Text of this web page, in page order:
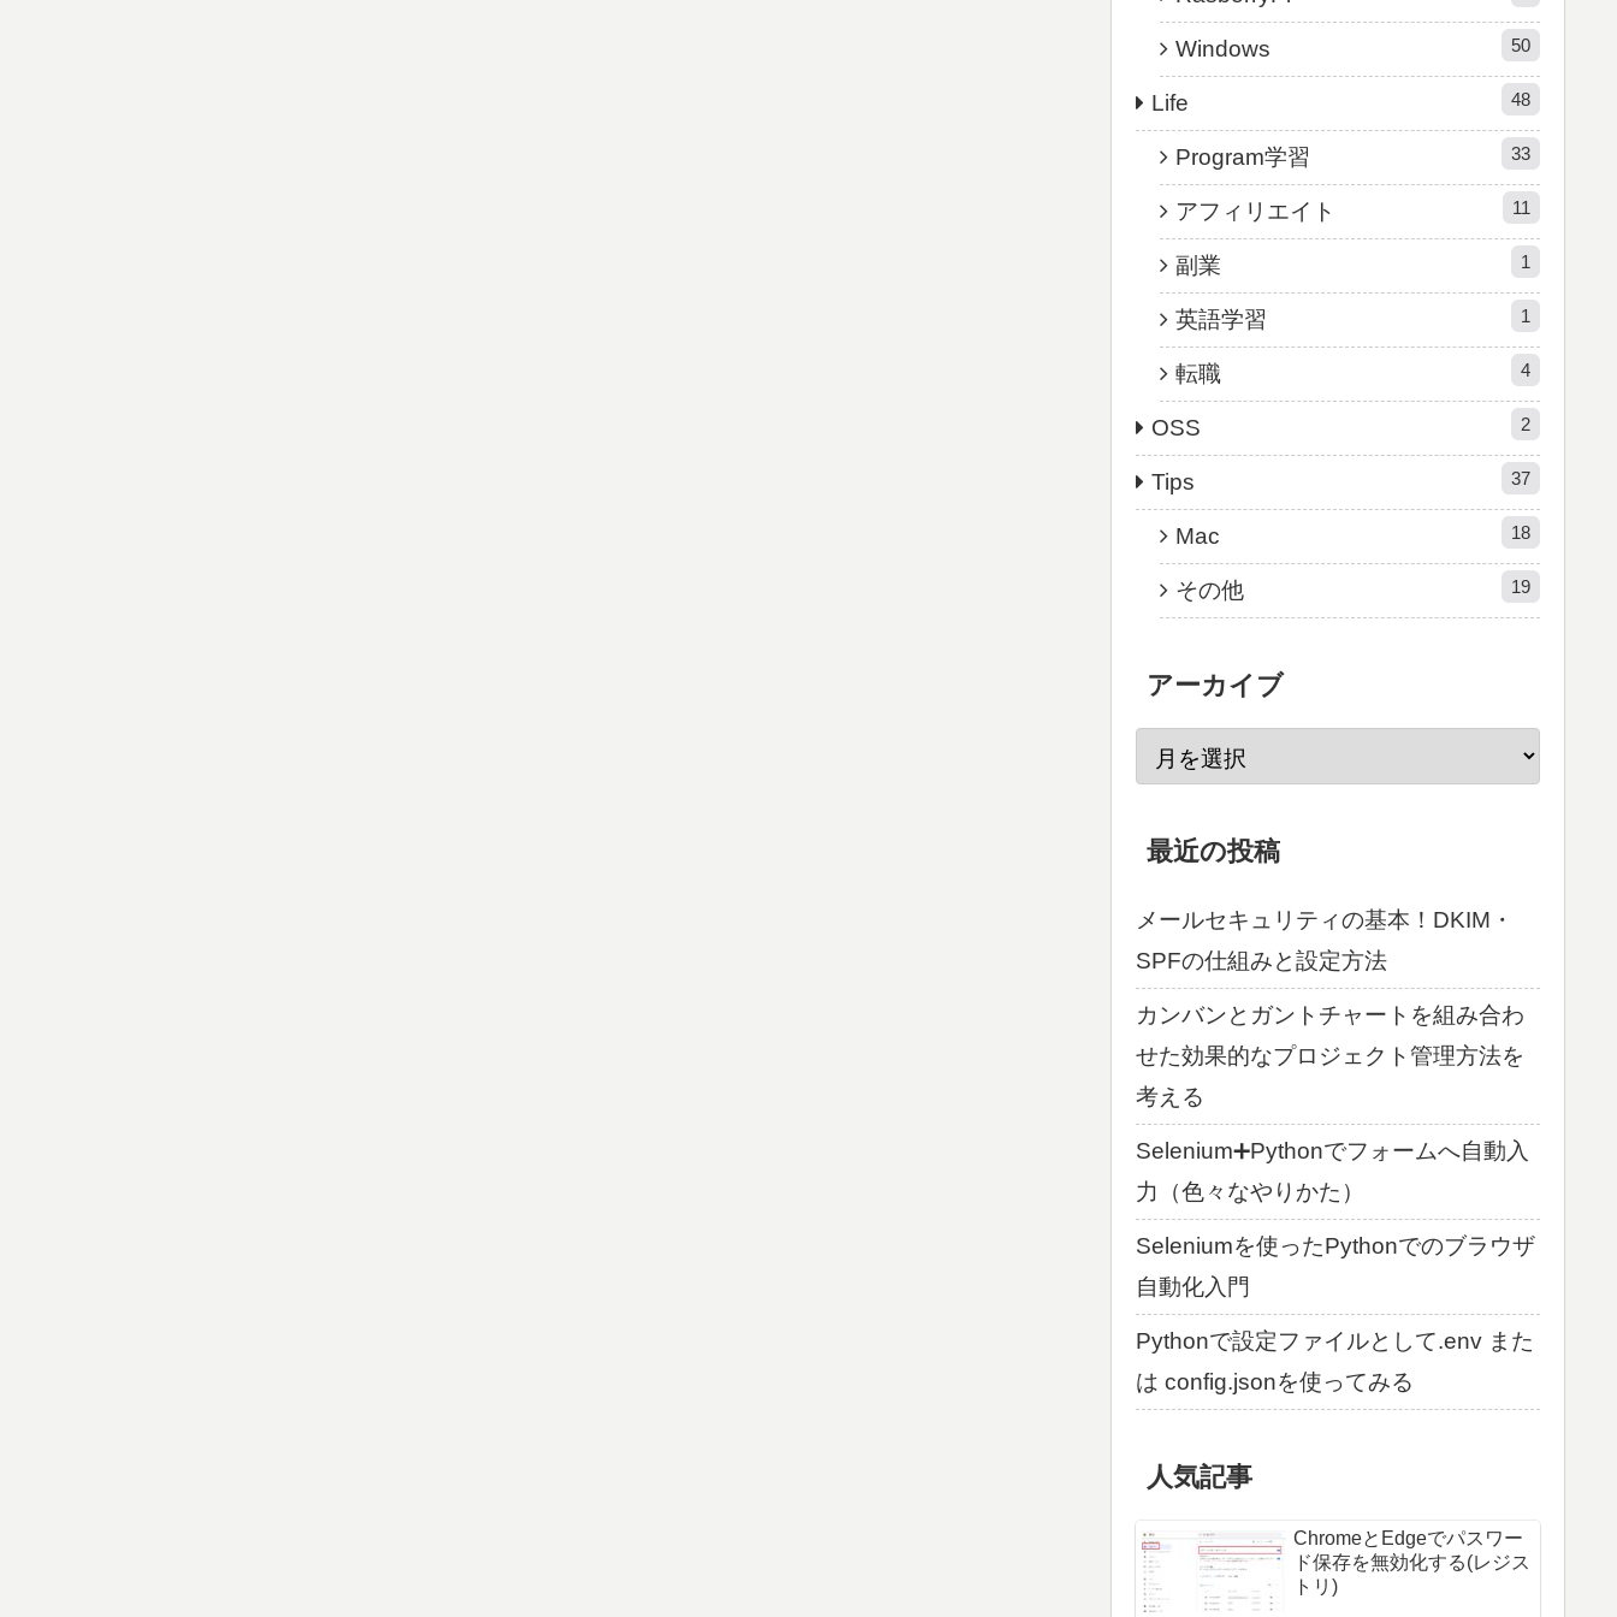
Windows 50
Life 48
Program学習 33
アフィリエイト 11
副業 1
英語学習 1
転職 4
OSS 2
Tips 37
Mac 18
その他 19
アーカイブ
最近の投稿
メールセキュリティの基本！DKIM・
SPFの仕組みと設定方法
カンバンとガントチャートを組み合わ
せた効果的なプロジェクト管理方法を
考える
Selenium➕Pythonでフォームへ自動入
力（色々なやりかた）
Seleniumを使ったPythonでのブラウザ
自動化入門
Pythonで設定ファイルとして.env また
は config.jsonを使ってみる
人気記事
ChromeとEdgeでパスワー
ド保存を無効化する(レジス
トリ)